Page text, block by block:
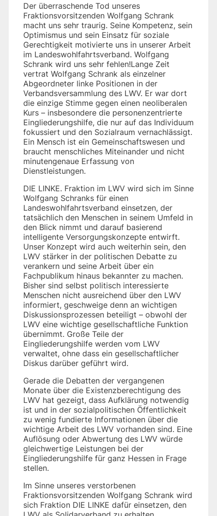
Der überraschende Tod unseres
Fraktionsvorsitzenden Wolfgang Schrank
macht uns sehr traurig. Seine Kompetenz, sein
Optimismus und sein Einsatz für soziale
Gerechtigkeit motivierte uns in unserer Arbeit
im Landeswohlfahrtsverband. Wolfgang
Schrank wird uns sehr fehlen!Lange Zeit
vertrat Wolfgang Schrank als einzelner
Abgeordneter linke Positionen in der
Verbandsversammlung des LWV. Er war dort
die einzige Stimme gegen einen neoliberalen
Kurs – insbesondere die personenzentrierte
Eingliederungshilfe, die nur auf das Individuum
fokussiert und den Sozialraum vernachlässigt.
Ein Mensch ist ein Gemeinschaftswesen und
braucht menschliches Miteinander und nicht
minutengenaue Erfassung von
Dienstleistungen.
DIE LINKE. Fraktion im LWV wird sich im Sinne
Wolfgang Schranks für einen
Landeswohlfahrtsverband einsetzen, der
tatsächlich den Menschen in seinem Umfeld in
den Blick nimmt und darauf basierend
intelligente Versorgungskonzepte entwirft.
Unser Konzept wird auch weiterhin sein, den
LWV stärker in der politischen Debatte zu
verankern und seine Arbeit über ein
Fachpublikum hinaus bekannter zu machen.
Bisher sind selbst politisch interessierte
Menschen nicht ausreichend über den LWV
informiert, geschweige denn an wichtigen
Diskussionsprozessen beteiligt – obwohl der
LWV eine wichtige gesellschaftliche Funktion
übernimmt. Große Teile der
Eingliederungshilfe werden vom LWV
verwaltet, ohne dass ein gesellschaftlicher
Diskus darüber geführt wird.
Gerade die Debatten der vergangenen
Monate über die Existenzberechtigung des
LWV hat gezeigt, dass Aufklärung notwendig
ist und in der sozialpolitischen Öffentlichkeit
zu wenig fundierte Informationen über die
wichtige Arbeit des LWV vorhanden sind. Eine
Auflösung oder Abwertung des LWV würde
gleichwertige Leistungen bei der
Eingliederungshilfe für ganz Hessen in Frage
stellen.
Im Sinne unseres verstorbenen
Fraktionsvorsitzenden Wolfgang Schrank wird
sich Fraktion DIE LINKE dafür einsetzen, den